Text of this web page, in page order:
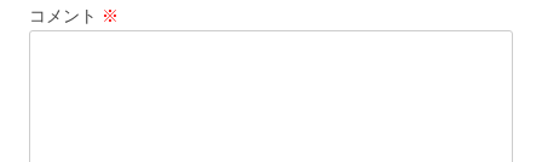
ョ
コメント ※